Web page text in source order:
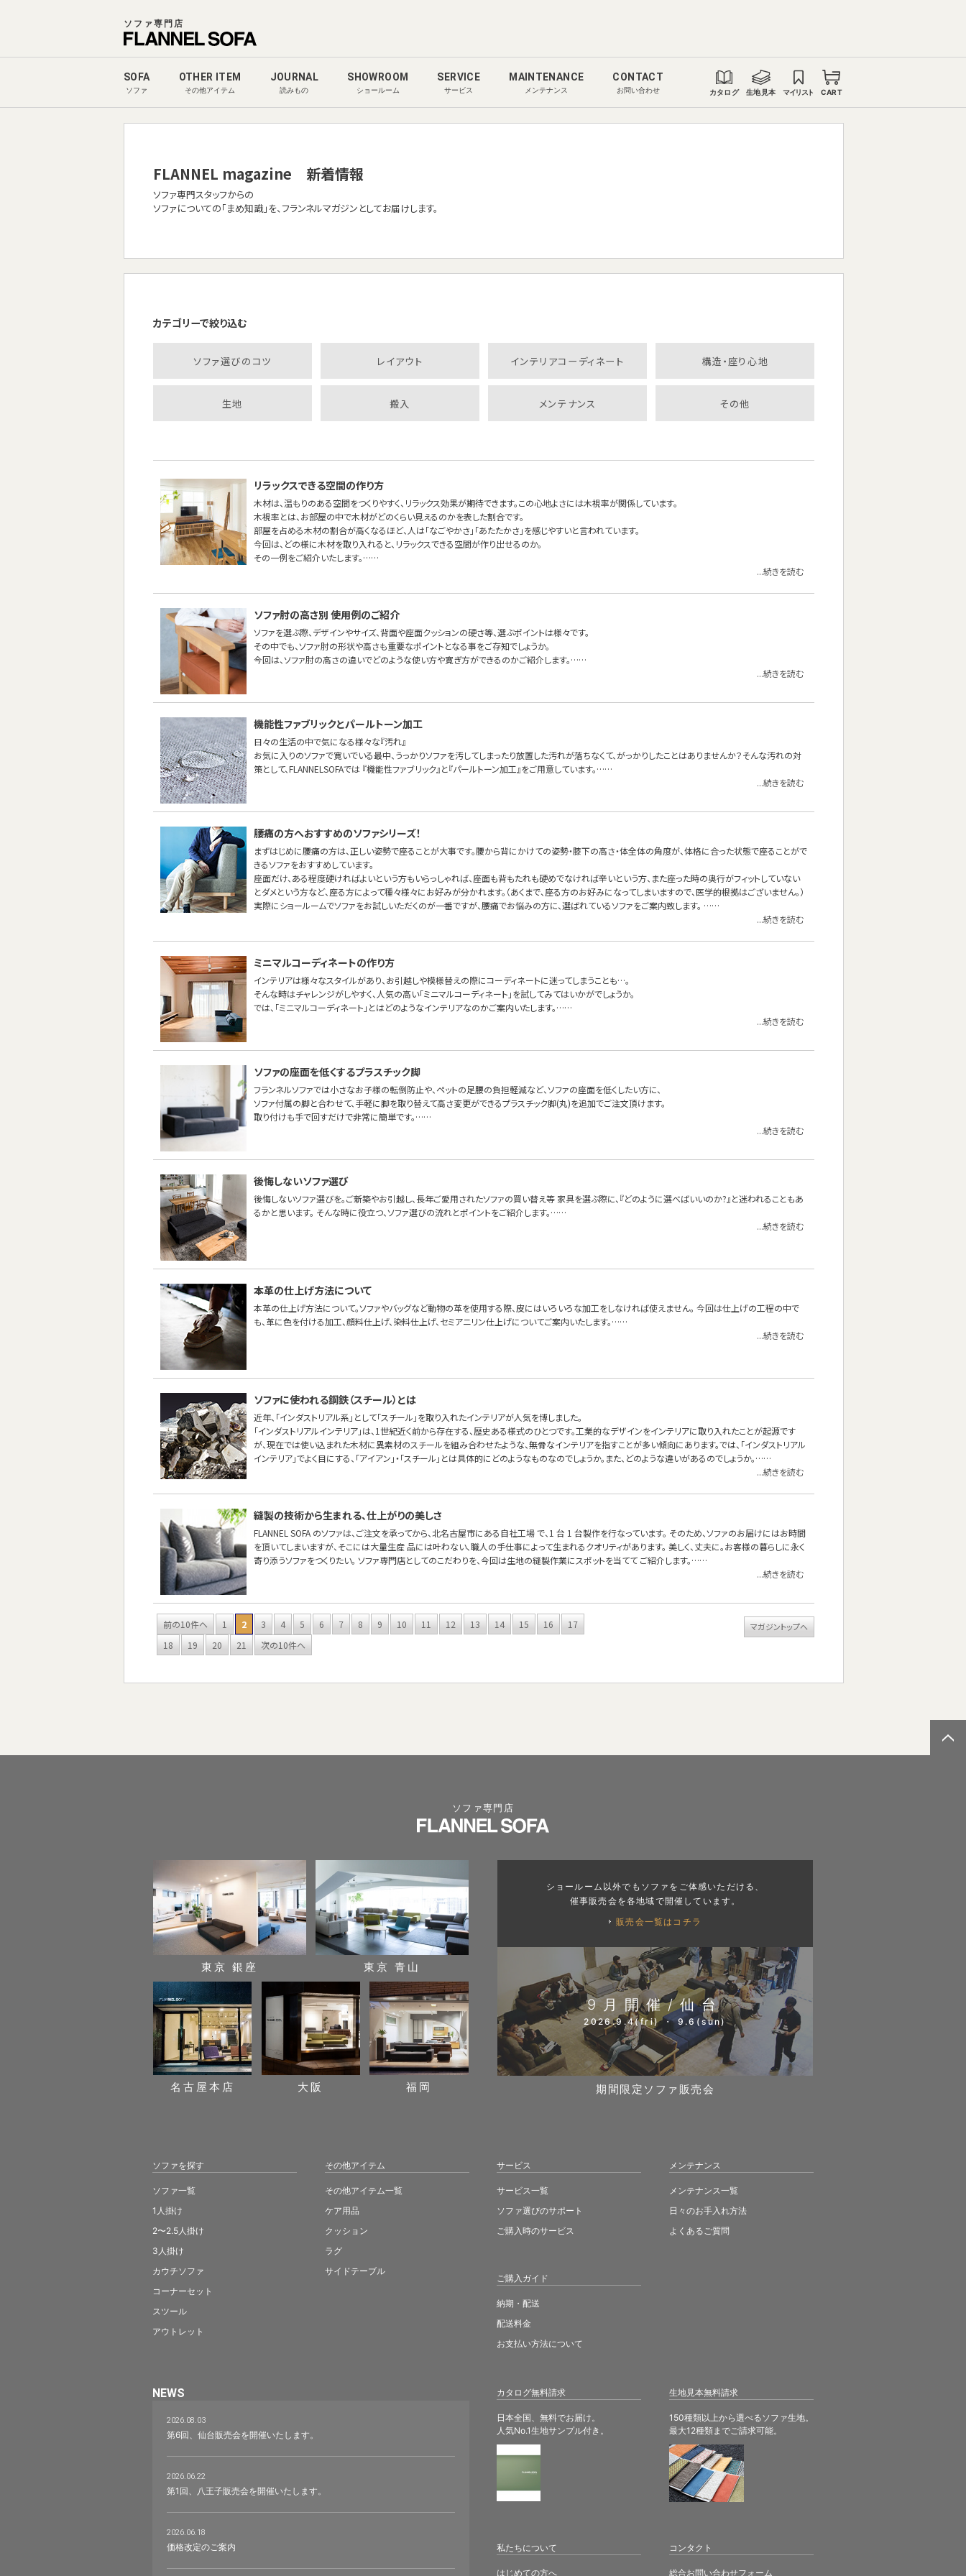
ソファ専門店
SOFA
ソファ
OTHER ITEM
その他アイテム
JOURNAL
読みもの
SHOWROOM
ショールーム
SERVICE
サービス
MAINTENANCE
メンテナンス
CONTACT
お問い合わせ カタログ 生地見本 マイリスト CART
FLANNEL magazine 新着情報
ソファ専門スタッフからの
ソファについての「まめ知識」を、フランネルマガジンとしてお届けします。
カテゴリーで絞り込む
ソファ選びのコツ レイアウト インテリアコーディネート 構造・座り心地
生地 搬入 メンテナンス その他
リラックスできる空間の作り方
木材は、温もりのある空間をつくりやすく、リラックス効果が期待できます。この心地よさには木視率が関係しています。
木視率とは、お部屋の中で木材がどのくらい見えるのかを表した割合です。
部屋を占める木材の割合が高くなるほど、人は「なごやかさ」「あたたかさ」を感じやすいと言われています。
今回は、どの様に木材を取り入れると、リラックスできる空間が作り出せるのか。
その一例をご紹介いたします。……
...続きを読む
ソファ肘の高さ別 使用例のご紹介
ソファを選ぶ際、デザインやサイズ、背面や座面クッションの硬さ等、選ぶポイントは様々です。
その中でも、ソファ肘の形状や高さも重要なポイントとなる事をご存知でしょうか。
今回は、ソファ肘の高さの違いでどのような使い方や寛ぎ方ができるのかご紹介します。……
...続きを読む
機能性ファブリックとパールトーン加工
日々の生活の中で気になる様々な『汚れ』
お気に入りのソファで寛いでいる最中、うっかりソファを汚してしまったり放置した汚れが落ちなくて、がっかりしたことはありませんか？そんな汚れの対
策として、FLANNELSOFAでは 『機能性ファブリック』と『パールトーン加工』をご用意しています。……
...続きを読む
腰痛の方へおすすめのソファシリーズ！
まずはじめに腰痛の方は、正しい姿勢で座ることが大事です。腰から背にかけての姿勢・膝下の高さ・体全体の角度が、体格に合った状態で座ることがで
きるソファをおすすめしています。
座面だけ、ある程度硬ければよいという方もいらっしゃれば、座面も背もたれも硬めでなければ辛いという方、また座った時の奥行がフィットしていない
とダメという方など、座る方によって種々様々にお好みが分かれます。（あくまで、座る方のお好みになってしまいますので、医学的根拠はございません。）
実際にショールームでソファをお試しいただくのが一番ですが、腰痛でお悩みの方に、選ばれているソファをご案内致します。 ……
...続きを読む
ミニマルコーディネートの作り方
インテリアは様々なスタイルがあり、お引越しや模様替えの際にコーディネートに迷ってしまうことも…。
そんな時はチャレンジがしやすく、人気の高い「ミニマルコーディネート」を試してみてはいかがでしょうか。
では、「ミニマルコーディネート」とはどのようなインテリアなのかご案内いたします。……
...続きを読む
ソファの座面を低くするプラスチック脚
フランネルソファでは小さなお子様の転倒防止や、ペットの足腰の負担軽減など、ソファの座面を低くしたい方に、
ソファ付属の脚と合わせて、手軽に脚を取り替えて高さ変更ができるプラスチック脚(丸)を追加でご注文頂けます。
取り付けも手で回すだけで非常に簡単です。……
...続きを読む
後悔しないソファ選び
後悔しないソファ選びを。ご新築やお引越し、長年ご愛用されたソファの買い替え等 家具を選ぶ際に、『どのように選べばいいのか?』と迷われることもあ
るかと思います。 そんな時に役立つ、ソファ選びの流れとポイントをご紹介します。……
...続きを読む
本革の仕上げ方法について
本革の仕上げ方法について。ソファやバッグなど動物の革を使用する際、皮にはいろいろな加工をしなければ使えません。 今回は仕上げの工程の中で
も、革に色を付ける加工、顔料仕上げ、染料仕上げ、セミアニリン仕上げについてご案内いたします。……
...続きを読む
ソファに使われる鋼鉄（スチール）とは
近年、「インダストリアル系」として「スチール」を取り入れたインテリアが人気を博しました。
「インダストリアルインテリア」は、1世紀近く前から存在する、歴史ある様式のひとつです。工業的なデザインをインテリアに取り入れたことが起源です
が、現在では使い込まれた木材に異素材のスチールを組み合わせたような、無骨なインテリアを指すことが多い傾向にあります。では、「インダストリアル
インテリア」でよく目にする、「アイアン」・「スチール」とは具体的にどのようなものなのでしょうか。また、どのような違いがあるのでしょうか。……
...続きを読む
縫製の技術から生まれる、仕上がりの美しさ
FLANNEL SOFA のソファは、ご注文を承ってから、北名古屋市にある自社工場 で、1 台 1 台製作を行なっています。 そのため、ソファのお届けにはお時間
を頂いてしまいますが、そこには大量生産 品には叶わない、職人の手仕事によって生まれるクオリティがあります。 美しく、丈夫に。お客様の暮らしに永く
寄り添うソファをつくりたい。 ソファ専門店としてのこだわりを、今回は生地の縫製作業にスポットを当てて ご紹介します。……
...続きを読む
前の10件へ 1 2 3 4 5 6 7 8 9 10 11 12 13 14 15 16
17
18
19 20 21 次の10件へ
マガジントップへ
ソファ専門店
カタログ無料請求
日本全国、無料でお届け。
人気No.1生地サンプル付き。
生地見本無料請求
150種類以上から選べるソファ生地。
最大12種類までご請求可能。
東京 銀座 東京 青山
名古屋本店 大阪 福岡
ショールーム以外でもソファをご体感いただける、
催事販売会を各地域で開催しています。
販売会一覧はコチラ
9月開催/仙台
2026.9.4(fri) ・ 9.6(sun)
期間限定ソファ販売会
ソファを探す
ソファ一覧
1人掛け
2〜2.5人掛け
3人掛け
カウチソファ
コーナーセット
スツール
アウトレット
その他アイテム
その他アイテム一覧
ケア用品
クッション
ラグ
サイドテーブル
サービス
サービス一覧
ソファ選びのサポート
ご購入時のサービス
ご購入ガイド
納期・配送
配送料金
お支払い方法について
メンテナンス
メンテナンス一覧
日々のお手入れ方法
よくあるご質問
NEWS
2026.08.03
第6回、仙台販売会を開催いたします。
2026.06.22
第1回、八王子販売会を開催いたします。
2026.06.18
価格改定のご案内 私たちについて
はじめての方へ
コンタクト
総合お問い合わせフォーム